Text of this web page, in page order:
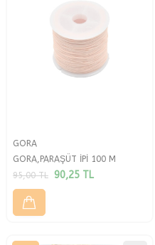
GORA
GORA,PARAŞÜT İPİ 100 M
95,00TL 90,25 TL